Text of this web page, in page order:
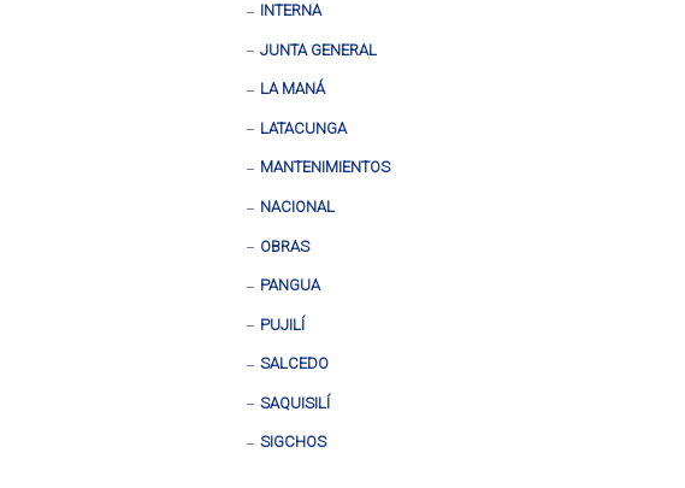
INTERNA
JUNTA GENERAL
LA MANÁ
LATACUNGA
MANTENIMIENTOS
NACIONAL
OBRAS
PANGUA
PUJILÍ
SALCEDO
SAQUISILÍ
SIGCHOS